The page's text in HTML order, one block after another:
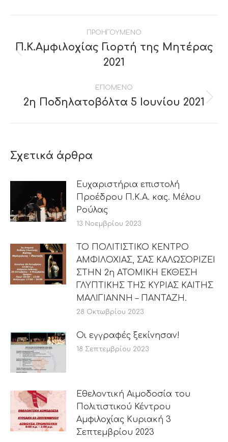
navigation
ΠΡΟΗΓΟΥΜΕΝΟ
Previous
post:
Π.Κ.Αμφιλοχίας Γιορτή της Μητέρας
2021
ΕΠΟΜΕΝΟ
Next
2η Ποδηλατοβόλτα 5 Ιουνίου 2021
Σχετικά άρθρα
Ευχαριστήρια επιστολή
Προέδρου Π.Κ.Α. κας. Μέλου
Ρούλας
13 Νοεμβρίου 2023
ΤΟ ΠΟΛΙΤΙΣΤΙΚΟ ΚΕΝΤΡΟ
ΑΜΦΙΛΟΧΙΑΣ, ΣΑΣ ΚΑΛΩΣΟΡΙΖΕΙ
ΣΤΗΝ 2η ΑΤΟΜΙΚΗ ΕΚΘΕΣΗ
ΓΛΥΠΤΙΚΗΣ ΤΗΣ ΚΥΡΙΑΣ ΚΑΙΤΗΣ
ΜΑΛΙΓΙΑΝΝΗ – ΠΑΝΤΑΖΗ.
28 Οκτωβρίου 2023
Οι εγγραφές ξεκίνησαν!
18 Σεπτεμβρίου 2023
Εθελοντική Αιμοδοσία του
Πολιτιστικού Κέντρου
Αμφιλοχίας Κυριακή 3
Σεπτεμβρίου 2023